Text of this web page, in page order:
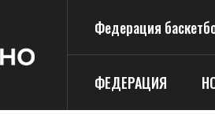
Федерация
ФЕДЕРАЦИЯ